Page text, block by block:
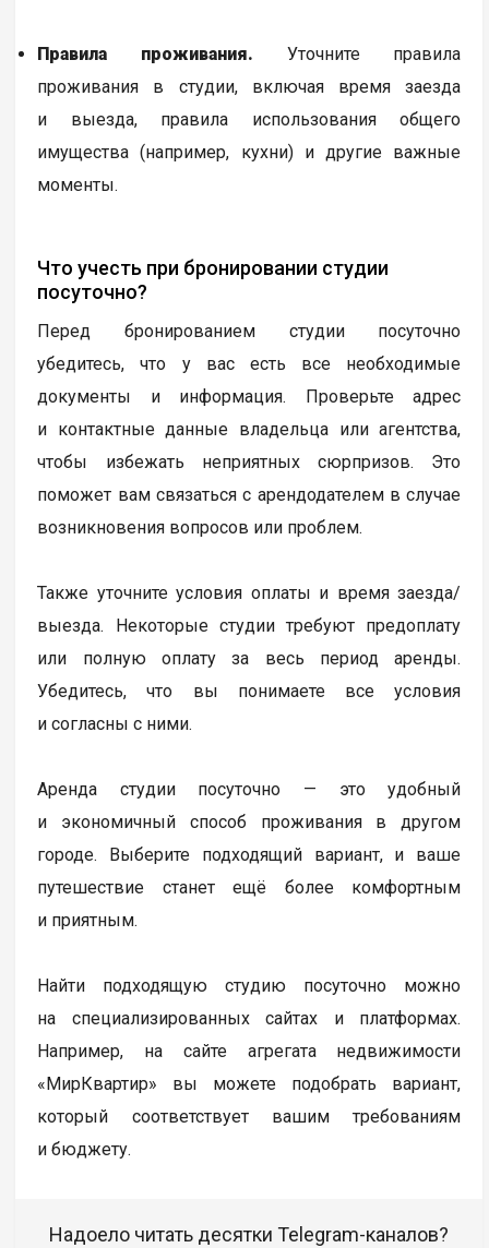
Правила проживания. Уточните правила
проживания в студии, включая время заезда
и выезда, правила использования общего
имущества (например, кухни) и другие важные
моменты.
Что учесть при бронировании студии
посуточно?
Перед бронированием студии посуточно
убедитесь, что у вас есть все необходимые
документы и информация. Проверьте адрес
и контактные данные владельца или агентства,
чтобы избежать неприятных сюрпризов. Это
поможет вам связаться с арендодателем в случае
возникновения вопросов или проблем.
Также уточните условия оплаты и время заезда/
выезда. Некоторые студии требуют предоплату
или полную оплату за весь период аренды.
Убедитесь, что вы понимаете все условия
и согласны с ними.
Аренда студии посуточно — это удобный
и экономичный способ проживания в другом
городе. Выберите подходящий вариант, и ваше
путешествие станет ещё более комфортным
и приятным.
Найти подходящую студию посуточно можно
на специализированных сайтах и платформах.
Например, на сайте агрегата недвижимости
«МирКвартир» вы можете подобрать вариант,
который соответствует вашим требованиям
и бюджету.
Надоело читать десятки Telegram-каналов?